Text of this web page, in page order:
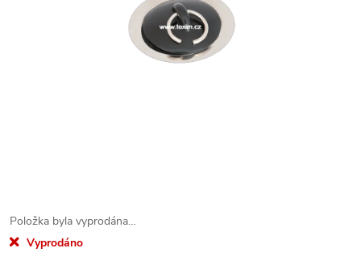
Položka byla vyprodána…
Vyprodáno